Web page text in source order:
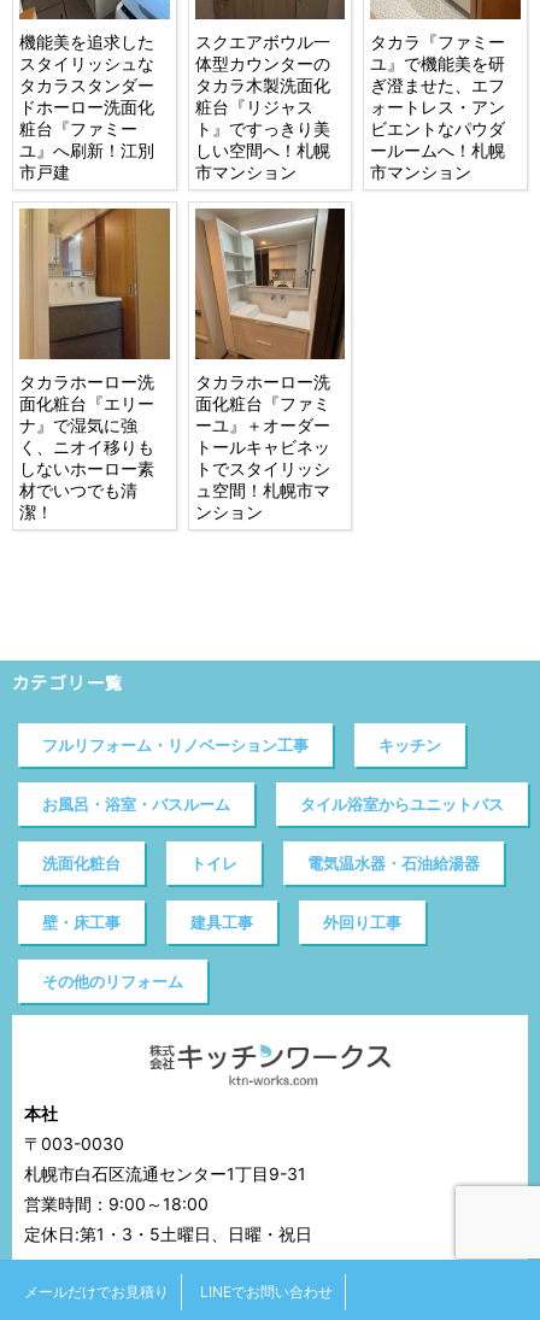
機能美を追求した
スタイリッシュな
タカラスタンダー
ドホーロー洗面化
粧台『ファミー
ユ』へ刷新！江別
市戸建
スクエアボウル一
体型カウンターの
タカラ木製洗面化
粧台『リジャス
ト』ですっきり美
しい空間へ！札幌
市マンション
タカラ『ファミー
ユ』で機能美を研
ぎ澄ませた、エフ
ォートレス・アン
ビエントなパウダ
ールームへ！札幌
市マンション
タカラホーロー洗
面化粧台『エリー
ナ』で湿気に強
く、ニオイ移りも
しないホーロー素
材でいつでも清
潔！
タカラホーロー洗
面化粧台『ファミ
ーユ』＋オーダー
トールキャビネッ
トでスタイリッシ
ュ空間！札幌市マ
ンション
カテゴリ一覧
フルリフォーム・リノベーション工事 キッチン
お風呂・浴室・バスルーム タイル浴室からユニットバス
洗面化粧台 トイレ 電気温水器・石油給湯器
壁・床工事 建具工事 外回り工事
その他のリフォーム
本社
〒003-0030
札幌市白石区流通センター1丁目9-31
営業時間：9:00～18:00
定休日:第1・3・5土曜日、日曜・祝日
インテリアスタジオ大通
〒060-0042
メールだけでお見積り LINEでお問い合わせ